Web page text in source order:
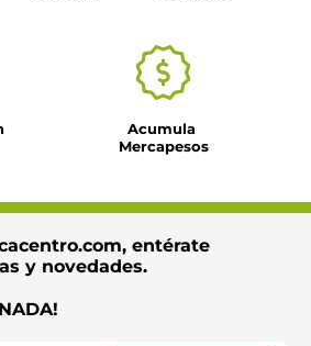
Acumula
Mercapesos
entérate
y novedades.